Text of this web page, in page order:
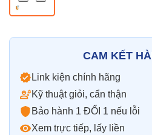
CAM KẾT
Link kiện chính hãng
Kỹ thuật giỏi, cẩn thận
Bảo hành 1 ĐỔI 1 nếu lỗi
Xem trực tiếp, lấy liền